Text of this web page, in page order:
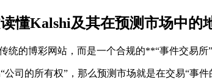
懂Kalshi及其在预测市场中的
统的博彩网站，而是一个合规的**“事件交易所
司的所有权”，那么预测市场就是在交易“事